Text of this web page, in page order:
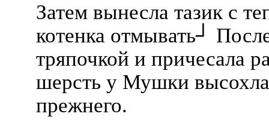
Затем вынесла тазик с
котенка отмывать┘
тряпочкой и причесала
шерсть у Мушки
прежнего.